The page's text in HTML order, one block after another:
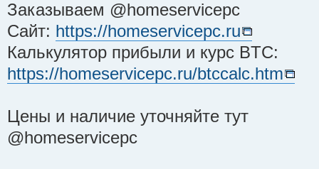
Заказываем @homeservicepc
Сайт: https://homeservicepc.ru
Калькулятор прибыли и курс BTC:
https://homeservicepc.ru/btccalc.htm
Цены и наличие уточняйте тут
@homeservicepc